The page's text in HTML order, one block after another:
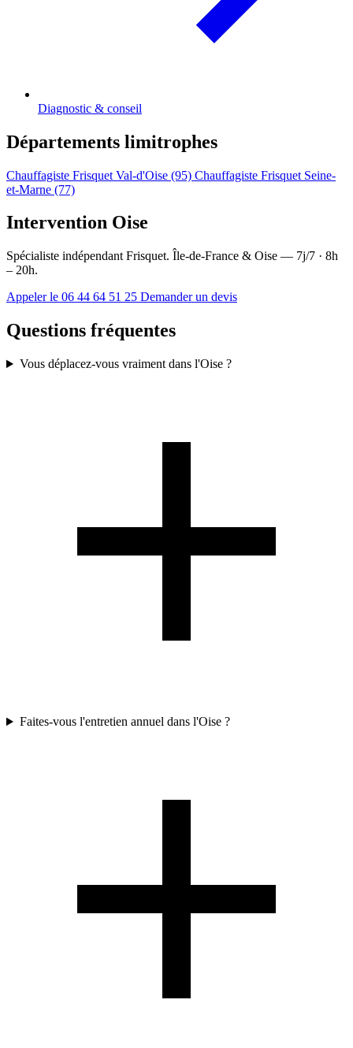
Diagnostic & conseil
Départements limitrophes
Chauffagiste Frisquet Val-d'Oise (95) Chauffagiste Frisquet Seine-
et-Marne (77)
Intervention Oise
Spécialiste indépendant Frisquet. Île-de-France & Oise — 7j/7 · 8h
– 20h.
Appeler le 06 44 64 51 25 Demander un devis
Questions fréquentes
Vous déplacez-vous vraiment dans l'Oise ?
Faites-vous l'entretien annuel dans l'Oise ?